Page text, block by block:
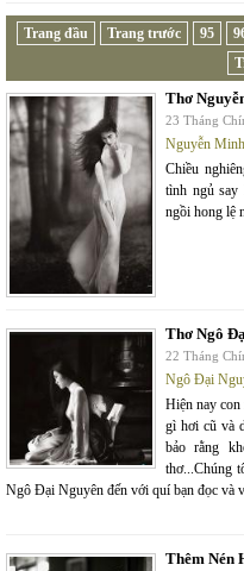
Trang đầu Trang trước 95
Thơ
23 Tháng
Nguyễn
Chiều
tình ngủ say
ngồi hong lệ
Thơ Ngô
22 Tháng
Ngô Đại
Hiện nay
gì hơi cũ và
bảo rằng
thơ...Chúng
Ngô Đại Nguyên đến với quí bạn đọc và
Thêm Nén